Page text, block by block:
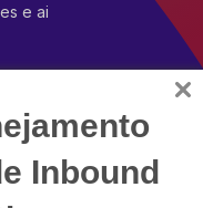
Inbound
e ai
e saiba